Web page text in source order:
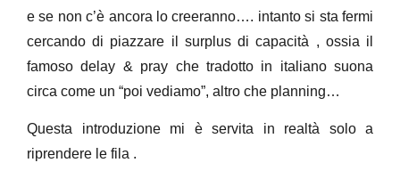
e se non c’è ancora lo creeranno…. intanto si sta fermi
cercando di piazzare il surplus di capacità , ossia il
famoso delay & pray che tradotto in italiano suona
circa come un “poi vediamo”, altro che planning…
Questa introduzione mi è servita in realtà solo a
riprendere le fila .